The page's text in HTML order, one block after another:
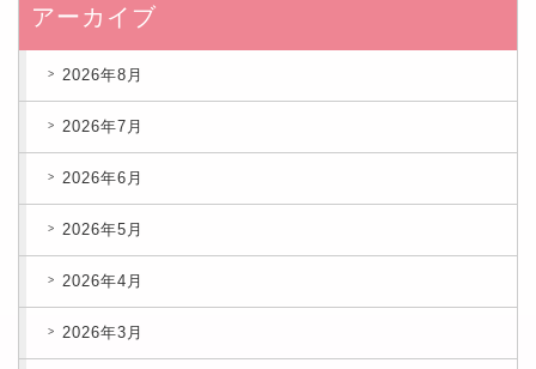
アーカイブ
2026年8月
2026年7月
2026年6月
2026年5月
2026年4月
2026年3月